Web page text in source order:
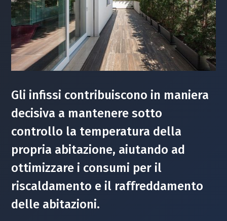
Gli infissi contribuiscono in maniera
decisiva a mantenere sotto
controllo la temperatura della
propria abitazione, aiutando ad
ottimizzare i consumi per il
riscaldamento e il raffreddamento
delle abitazioni.